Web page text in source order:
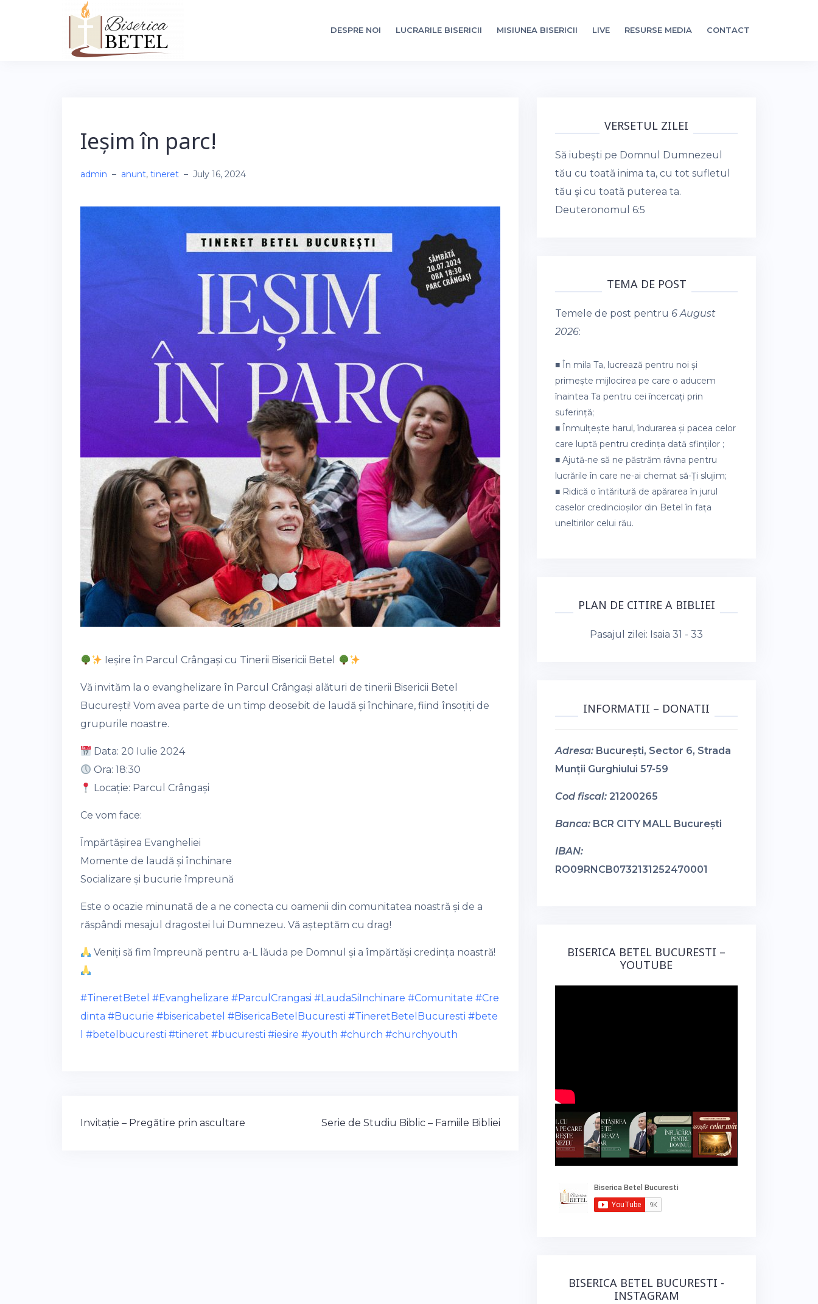
DESPRE NOI LUCRARILE BISERICII MISIUNEA BISERICII LIVE RESURSE MEDIA CONTACT
Ieșim în parc!
admin – anunt, tineret – July 16, 2024
Ieșire în Parcul Crângași cu Tinerii Bisericii Betel
Vă invităm la o evanghelizare în Parcul Crângași alături de tinerii Bisericii Betel
București! Vom avea parte de un timp deosebit de laudă și închinare, fiind însoțiți de
grupurile noastre.
Data: 20 Iulie 2024
Ora: 18:30
Locație: Parcul Crângași
Ce vom face:
Împărtășirea Evangheliei
Momente de laudă și închinare
Socializare și bucurie împreună
Este o ocazie minunată de a ne conecta cu oamenii din comunitatea noastră și de a
răspândi mesajul dragostei lui Dumnezeu. Vă așteptăm cu drag!
Veniți să fim împreună pentru a-L lăuda pe Domnul și a împărtăși credința noastră!
#TineretBetel #Evanghelizare #ParculCrangasi #LaudaSiInchinare #Comunitate #Cre
dinta #Bucurie #bisericabetel #BisericaBetelBucuresti #TineretBetelBucuresti #bete
#betelbucuresti #tineret #bucuresti #iesire #youth #church #churchyouth
Post
Invitație – Pregătire prin ascultare Serie de Studiu Biblic – Famiile Bibliei
VERSETUL ZILEI
Să iubeşti pe Domnul Dumnezeul
tău cu toată inima ta, cu tot sufletul
tău şi cu toată puterea ta.
Deuteronomul 6:5
TEMA DE POST
Temele de post pentru 6 August
2026:
■ În mila Ta, lucrează pentru noi și
primește mijlocirea pe care o aducem
înaintea Ta pentru cei încercați prin
suferință;
■ Înmulțește harul, îndurarea și pacea celor
care luptă pentru credința dată sfinților ;
■ Ajută-ne să ne păstrăm râvna pentru
lucrările în care ne-ai chemat să-Ți slujim;
■ Ridică o întăritură de apărarea în jurul
caselor credincioșilor din Betel în fața
uneltirilor celui rău.
PLAN DE CITIRE A BIBLIEI
Pasajul zilei: Isaia 31 - 33
INFORMATII – DONATII
Adresa: București, Sector 6, Strada
Munții Gurghiului 57-59
Cod fiscal: 21200265
Banca: BCR CITY MALL București
IBAN:
RO09RNCB0732131252470001
BISERICA BETEL BUCURESTI –
YOUTUBE
BISERICA BETEL BUCURESTI -
INSTAGRAM